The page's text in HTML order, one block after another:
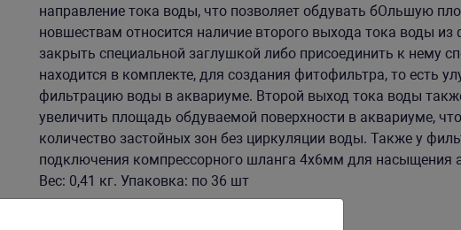
направление тока воды, что позволяет обдувать бОльшую
новшествам относится наличие второго выхода тока воды
закрыть специальной заглушкой либо присоединить к нему
находится в комплекте, для создания фитофильтра, то есть
фильтрацию воды в аквариуме. Второй выход тока воды
увеличить площадь обдуваемой поверхности в аквариуме,
количество застойных зон без циркуляции воды. Также у
подключения компрессорного шланга 4х6мм для насыщения
Вес: 0,41 кг. Упаковка: по 36 шт